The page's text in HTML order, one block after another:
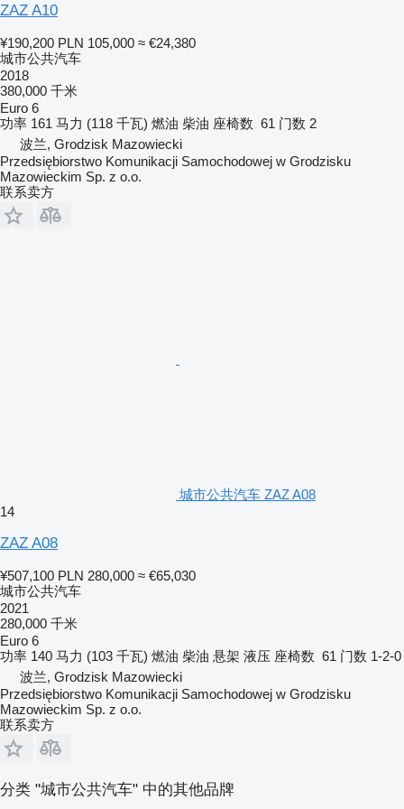
ZAZ A10
¥190,200 PLN 105,000 ≈ €24,380
城市公共汽车
2018
380,000 千米
Euro 6
功率 161 马力 (118 千瓦) 燃油 柴油 座椅数 61 门数 2
波兰, Grodzisk Mazowiecki
Przedsiębiorstwo Komunikacji Samochodowej w Grodzisku
Mazowieckim Sp. z o.o.
联系卖方
城市公共汽车 ZAZ A08
14
ZAZ A08
¥507,100 PLN 280,000 ≈ €65,030
城市公共汽车
2021
280,000 千米
Euro 6
功率 140 马力 (103 千瓦) 燃油 柴油 悬架 液压 座椅数 61 门数 1-2-0
波兰, Grodzisk Mazowiecki
Przedsiębiorstwo Komunikacji Samochodowej w Grodzisku
Mazowieckim Sp. z o.o.
联系卖方
分类 "城市公共汽车" 中的其他品牌